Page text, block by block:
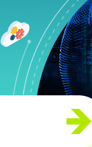
為初創企業尋找
培養創新科技
為創新科技企業提供加速